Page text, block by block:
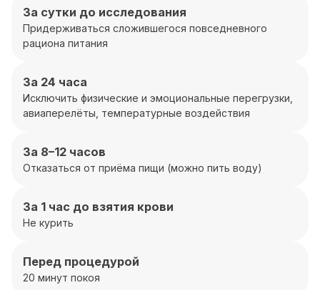
За сутки до исследования
Придерживаться сложившегося повседневного
рациона питания
За 24 часа
Исключить физические и эмоциональные перегрузки,
авиаперелёты, температурные воздействия
За 8–12 часов
Отказаться от приёма пищи (можно пить воду)
За 1 час до взятия крови
Не курить
Перед процедурой
20 минут покоя